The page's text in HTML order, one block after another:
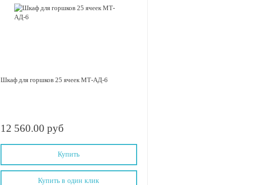
Шкаф для горшков 25 ячеек МТ-АД-6
12 560.00 руб
Купить
Купить в один клик